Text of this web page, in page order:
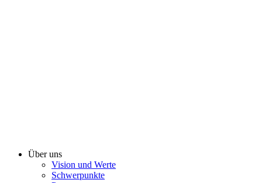
Über uns
Vision und Werte
Schwerpunkte